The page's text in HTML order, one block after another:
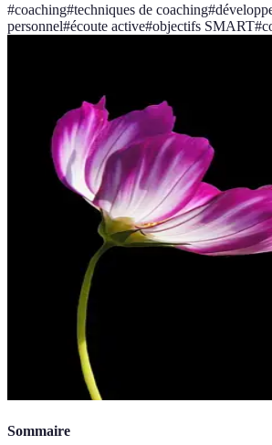
#coaching#techniques de coaching#
personnel#écoute active#objectifs SMART#
Sommaire